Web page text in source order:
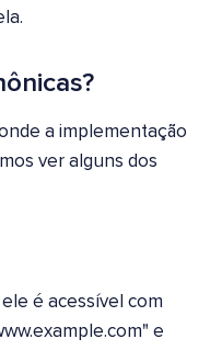
a implementação
ver alguns dos
é acessível com
e